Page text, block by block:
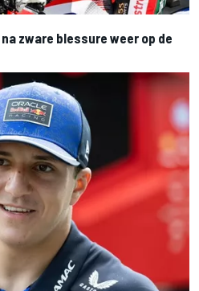
zware blessure weer op de